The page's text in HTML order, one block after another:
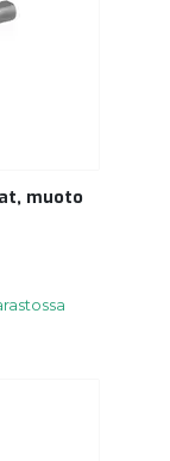
muoto